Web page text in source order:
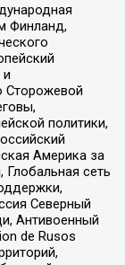
Финланд,
и
Сторожевой
политики,
Америка за
сеть
Северный
Антивоенный
de Rusos